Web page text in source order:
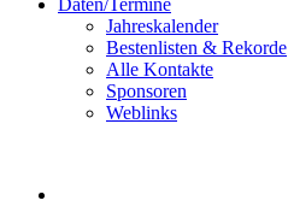
Daten/Termine
Jahreskalender
Bestenlisten & Rekorde
Alle Kontakte
Sponsoren
Weblinks